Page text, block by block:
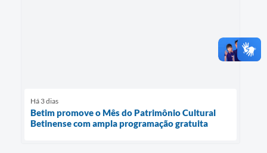
Há 3 dias
Betim promove o Mês do Patrimônio Cultural
Betinense com ampla programação gratuita